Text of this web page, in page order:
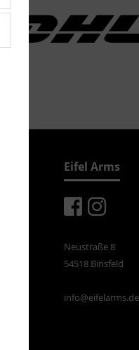
Eifel Arms
Neustraße 8
54518 Binsfeld
info@eifelarms.de